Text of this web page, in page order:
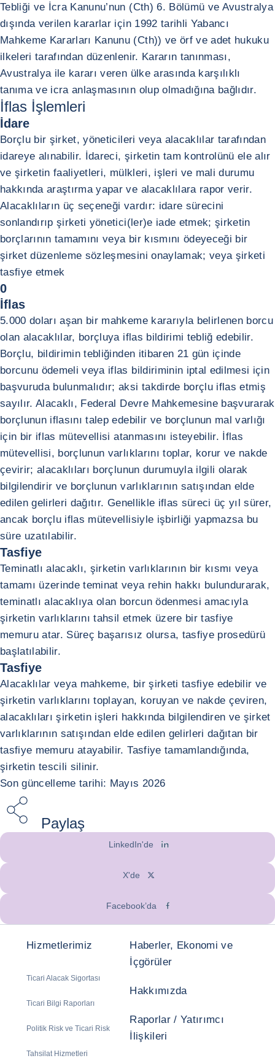
Tebliği ve İcra Kanunu’nun (Cth) 6. Bölümü ve Avustralya
dışında verilen kararlar için 1992 tarihli Yabancı
Mahkeme Kararları Kanunu (Cth)) ve örf ve adet hukuku
ilkeleri tarafından düzenlenir. Kararın tanınması,
Avustralya ile kararı veren ülke arasında karşılıklı
tanıma ve icra anlaşmasının olup olmadığına bağlıdır.
İflas İşlemleri
İdare
Borçlu bir şirket, yöneticileri veya alacaklılar tarafından
idareye alınabilir. İdareci, şirketin tam kontrolünü ele alır
ve şirketin faaliyetleri, mülkleri, işleri ve mali durumu
hakkında araştırma yapar ve alacaklılara rapor verir.
Alacaklıların üç seçeneği vardır: idare sürecini
sonlandırıp şirketi yönetici(ler)e iade etmek; şirketin
borçlarının tamamını veya bir kısmını ödeyeceği bir
şirket düzenleme sözleşmesini onaylamak; veya şirketi
tasfiye etmek
0
İflas
5.000 doları aşan bir mahkeme kararıyla belirlenen borcu
olan alacaklılar, borçluya iflas bildirimi tebliğ edebilir.
Borçlu, bildirimin tebliğinden itibaren 21 gün içinde
borcunu ödemeli veya iflas bildiriminin iptal edilmesi için
başvuruda bulunmalıdır; aksi takdirde borçlu iflas etmiş
sayılır. Alacaklı, Federal Devre Mahkemesine başvurarak
borçlunun iflasını talep edebilir ve borçlunun mal varlığı
için bir iflas mütevellisi atanmasını isteyebilir. İflas
mütevellisi, borçlunun varlıklarını toplar, korur ve nakde
çevirir; alacaklıları borçlunun durumuyla ilgili olarak
bilgilendirir ve borçlunun varlıklarının satışından elde
edilen gelirleri dağıtır. Genellikle iflas süreci üç yıl sürer,
ancak borçlu iflas mütevellisiyle işbirliği yapmazsa bu
süre uzatılabilir.
Tasfiye
Teminatlı alacaklı, şirketin varlıklarının bir kısmı veya
tamamı üzerinde teminat veya rehin hakkı bulundurarak,
teminatlı alacaklıya olan borcun ödenmesi amacıyla
şirketin varlıklarını tahsil etmek üzere bir tasfiye
memuru atar. Süreç başarısız olursa, tasfiye prosedürü
başlatılabilir.
Tasfiye
Alacaklılar veya mahkeme, bir şirketi tasfiye edebilir ve
şirketin varlıklarını toplayan, koruyan ve nakde çeviren,
alacaklıları şirketin işleri hakkında bilgilendiren ve şirket
varlıklarının satışından elde edilen gelirleri dağıtan bir
tasfiye memuru atayabilir. Tasfiye tamamlandığında,
şirketin tescili silinir.
Son güncelleme tarihi: Mayıs 2026
Paylaş
LinkedIn'de
X'de
Facebook’da
Hizmetlerimiz
Ticari Alacak Sigortası
Ticari Bilgi Raporları
Politik Risk ve Ticari Risk
Tahsilat Hizmetleri
Haberler, Ekonomi ve
İçgörüler
Hakkımızda
Raporlar / Yatırımcı
İlişkileri